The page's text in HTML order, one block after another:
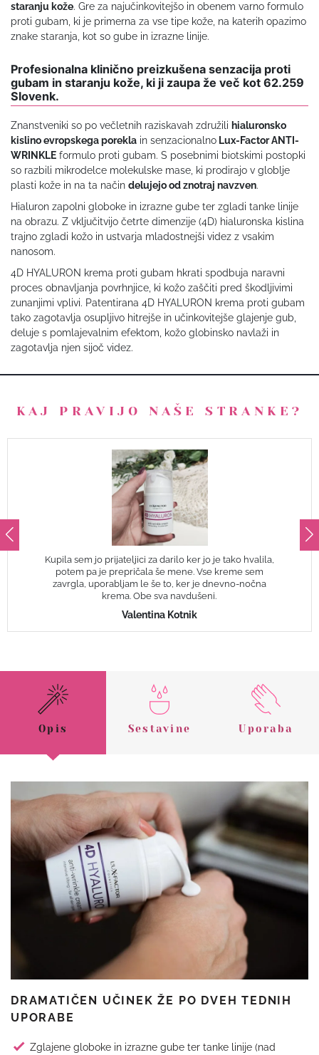
staranju kože. Gre za najučinkovitejšo in obenem varno formulo
proti gubam, ki je primerna za vse tipe kože, na katerih opazimo
znake staranja, kot so gube in izrazne linije.
Profesionalna klinično preizkušena senzacija proti
gubam in staranju kože, ki ji zaupa že več kot 62.259
Slovenk.
Znanstveniki so po večletnih raziskavah združili hialuronsko
kislino evropskega porekla in senzacionalno Lux-Factor ANTI-
WRINKLE formulo proti gubam. S posebnimi biotskimi postopki
so razbili mikrodelce molekulske mase, ki prodirajo v globlje
plasti kože in na ta način delujejo od znotraj navzven.
Hialuron zapolni globoke in izrazne gube ter zgladi tanke linije
na obrazu. Z vključitvijo četrte dimenzije (4D) hialuronska kislina
trajno zgladi kožo in ustvarja mladostnejši videz z vsakim
nanosom.
4D HYALURON krema proti gubam hkrati spodbuja naravni
proces obnavljanja povrhnjice, ki kožo zaščiti pred škodljivimi
zunanjimi vplivi. Patentirana 4D HYALURON krema proti gubam
tako zagotavlja osupljivo hitrejše in učinkovitejše glajenje gub,
deluje s pomlajevalnim efektom, kožo globinsko navlaži in
zagotavlja njen sijoč videz.
KAJ PRAVIJO NAŠE STRANKE?
Kupila sem jo prijateljici za darilo ker jo je tako hvalila,
potem pa je prepričala še mene. Vse kreme sem
zavrgla, uporabljam le še to, ker je dnevno-nočna
krema. Obe sva navdušeni.
Valentina Kotnik
Opis Sestavine Uporaba
DRAMATIČEN UČINEK ŽE PO DVEH TEDNIH
UPORABE
Zglajene globoke in izrazne gube ter tanke linije (nad